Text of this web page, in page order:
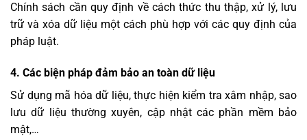
Chính sách cần quy định về cách thức thu thập, xử lý, lưu
trữ và xóa dữ liệu một cách phù hợp với các quy định của
pháp luật.
4. Các biện pháp đảm bảo an toàn dữ liệu
Sử dụng mã hóa dữ liệu, thực hiện kiểm tra xâm nhập, sao
lưu dữ liệu thường xuyên, cập nhật các phần mềm bảo
mật,…